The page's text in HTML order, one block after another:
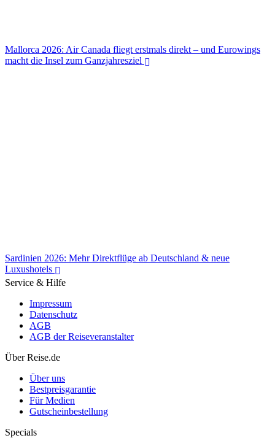
Mallorca 2026: Air Canada fliegt erstmals direkt – und Eurowings
macht die Insel zum Ganzjahresziel
Luxushotels
Sardinien 2026: Mehr Direktflüge ab Deutschland & neue
Luxushotels
Service & Hilfe
Impressum
Datenschutz
AGB
AGB der Reiseveranstalter
Über Reise.de
Über uns
Bestpreisgarantie
Für Medien
Gutscheinbestellung
Specials